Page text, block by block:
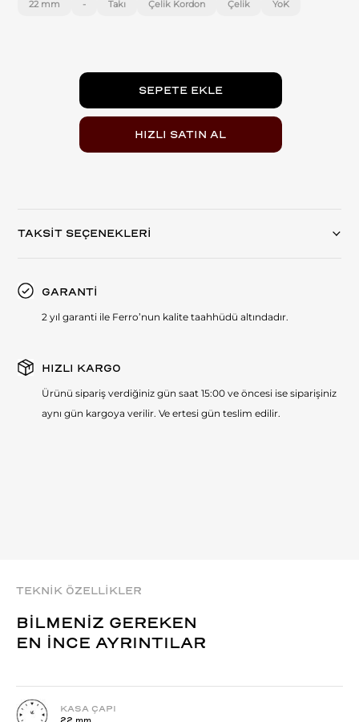
22 mm - Takı Çelik Kordon Çelik YoK
TAKSİT SEÇENEKLERİ
GARANTİ
2 yıl garanti ile Ferro’nun kalite taahhüdü altındadır.
HIZLI KARGO
Ürünü sipariş verdiğiniz gün saat 15:00 ve öncesi ise siparişiniz
aynı gün kargoya verilir. Ve ertesi gün teslim edilir.
TEKNİK ÖZELLİKLER
BİLMENİZ GEREKEN
EN İNCE AYRINTILAR
KASA ÇAPI
22 mm